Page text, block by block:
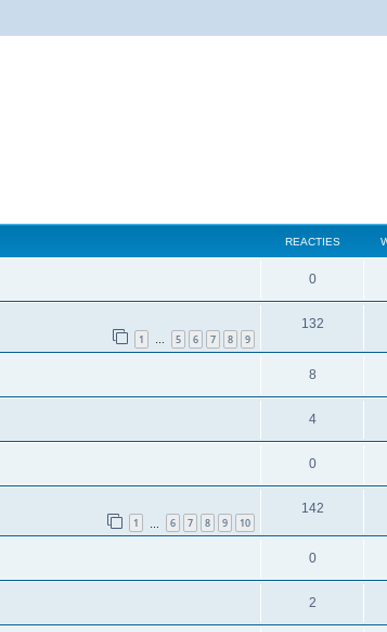
REACTIES
0
1 … 5 6 7 8 9
132
8
4
0
1 6 7 8 9 10
142
0
2